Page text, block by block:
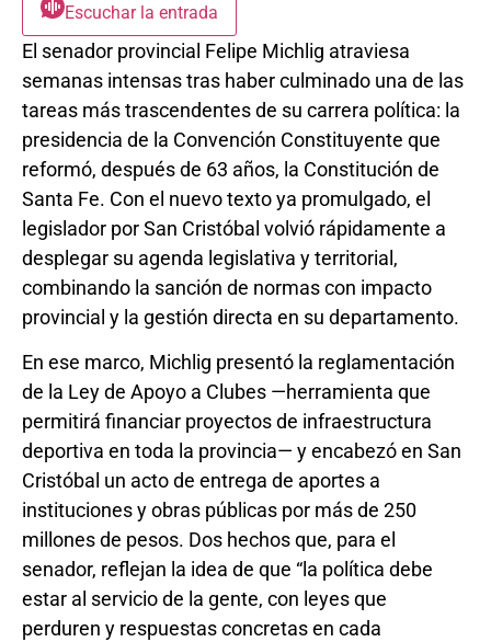
Escuchar la entrada
El senador provincial Felipe Michlig atraviesa
semanas intensas tras haber culminado una de las
tareas más trascendentes de su carrera política: la
presidencia de la Convención Constituyente que
reformó, después de 63 años, la Constitución de
Santa Fe. Con el nuevo texto ya promulgado, el
legislador por San Cristóbal volvió rápidamente a
desplegar su agenda legislativa y territorial,
combinando la sanción de normas con impacto
provincial y la gestión directa en su departamento.
En ese marco, Michlig presentó la reglamentación
de la Ley de Apoyo a Clubes —herramienta que
permitirá financiar proyectos de infraestructura
deportiva en toda la provincia— y encabezó en San
Cristóbal un acto de entrega de aportes a
instituciones y obras públicas por más de 250
millones de pesos. Dos hechos que, para el
senador, reflejan la idea de que “la política debe
estar al servicio de la gente, con leyes que
perduren y respuestas concretas en cada